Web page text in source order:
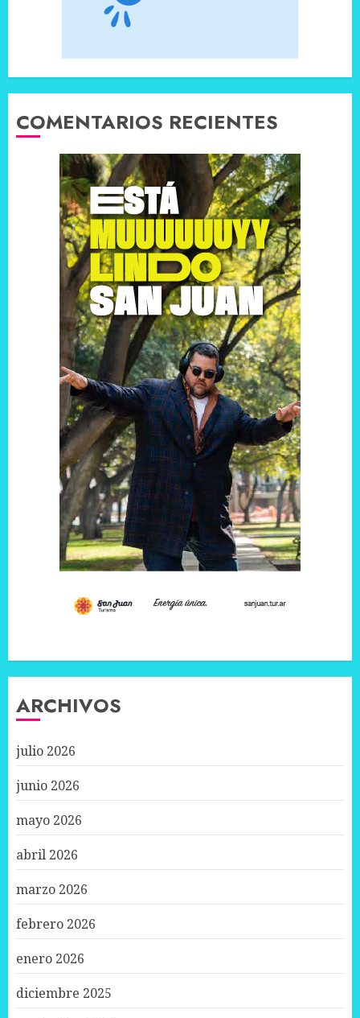
COMENTARIOS RECIENTES
ARCHIVOS
julio 2026
junio 2026
mayo 2026
abril 2026
marzo 2026
febrero 2026
enero 2026
diciembre 2025